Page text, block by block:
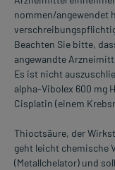
nommen/angewendet
Beachten Sie bitte,
angewandte
Es ist nicht
alpha-Vibolex 600 mg
Cisplatin (einem
Thioctsäure, der
geht leicht chemische
(Metallchelator) und